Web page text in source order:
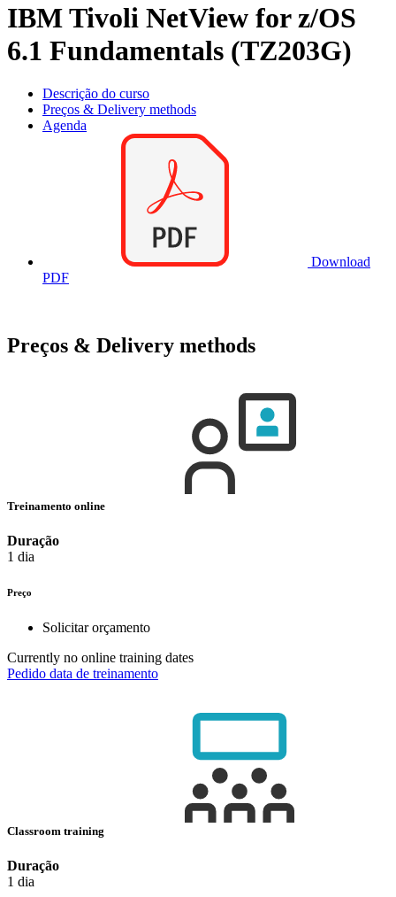
IBM Tivoli NetView for z/OS
6.1 Fundamentals (TZ203G)
Descrição do curso
Preços & Delivery methods
Agenda
Download
PDF
Preços & Delivery methods
Treinamento online
Duração
1 dia
Preço
Solicitar orçamento
Currently no online training dates
Pedido data de treinamento
Classroom training
Duração
1 dia